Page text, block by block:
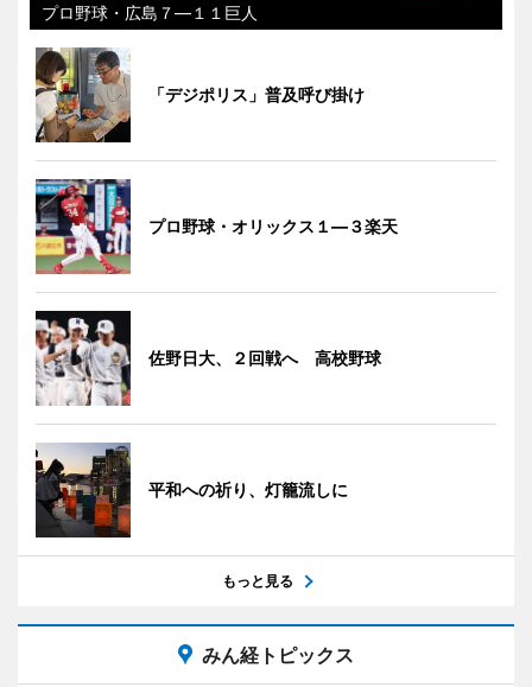
プロ野球・広島７―１１巨人
「デジポリス」普及呼び掛け
プロ野球・オリックス１―３楽天
佐野日大、２回戦へ 高校野球
平和への祈り、灯籠流しに
もっと見る
みん経トピックス